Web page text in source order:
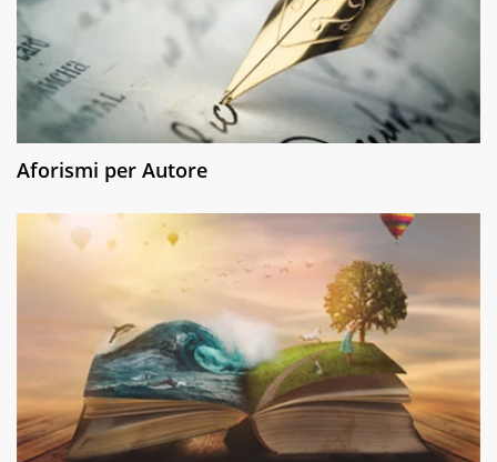
Aforismi per Autore